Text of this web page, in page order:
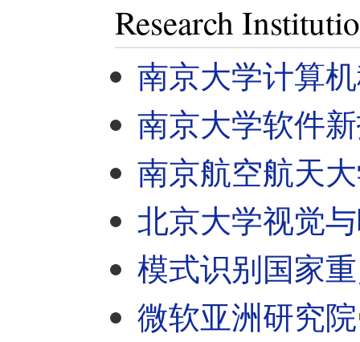
Research
南京大学计算
南京大学软件
南京航空航天
北京大学视觉
模式识别国家
微软亚洲研究院